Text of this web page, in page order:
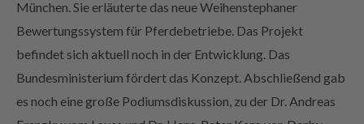
München. Sie erläuterte das neue Weihenstephaner
Bewertungssystem für Pferdebetriebe. Das Projekt
befindet sich aktuell noch in der Entwicklung. Das
Bundesministerium fördert das Konzept. Abschließend gab
es noch eine große Podiumsdiskussion, zu der Dr. Andreas